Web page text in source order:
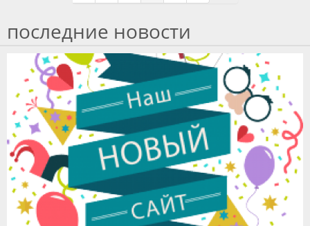
последние новости